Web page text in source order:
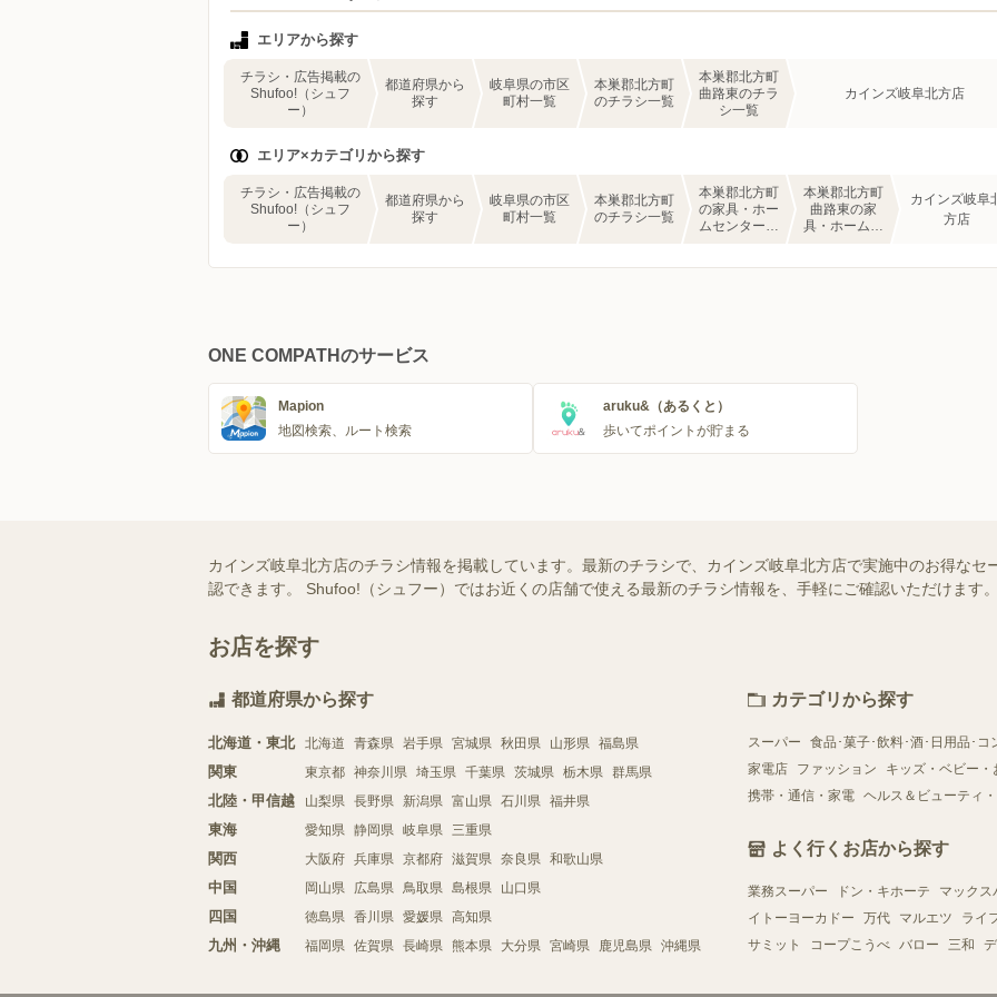
エリアから探す
チラシ・広告掲載の
Shufoo!（シュフ
ー）
都道府県から
探す
岐阜県の市区
町村一覧
本巣郡北方町
のチラシ一覧
本巣郡北方町
曲路東のチラ
シ一覧
カインズ岐阜北方店
エリア×カテゴリから探す
チラシ・広告掲載の
Shufoo!（シュフ
ー）
都道府県から
探す
岐阜県の市区
町村一覧
本巣郡北方町
のチラシ一覧
本巣郡北方町
の家具・ホー
ムセンターの
本巣郡北方町
曲路東の家
具・ホームセ
カインズ岐阜
方店
ONE COMPATHのサービス
Mapion
地図検索、ルート検索
aruku&（あるくと）
歩いてポイントが貯まる
カインズ岐阜北方店のチラシ情報を掲載しています。最新のチラシで、カインズ岐阜北方店で実施中のお得な
認できます。 Shufoo!（シュフー）ではお近くの店舗で使える最新のチラシ情報を、手軽にご確認いただけます
お店を探す
都道府県から探す
北海道・東北 北海道 青森県 岩手県 宮城県 秋田県 山形県 福島県
関東 東京都 神奈川県 埼玉県 千葉県 茨城県 栃木県 群馬県
北陸・甲信越 山梨県 長野県 新潟県 富山県 石川県 福井県
東海 愛知県 静岡県 岐阜県 三重県
関西 大阪府 兵庫県 京都府 滋賀県 奈良県 和歌山県
中国 岡山県 広島県 鳥取県 島根県 山口県
四国 徳島県 香川県 愛媛県 高知県
九州・沖縄 福岡県 佐賀県 長崎県 熊本県 大分県 宮崎県 鹿児島県 沖縄県
カテゴリから探す
スーパー
食品･菓子･飲料･酒･日用品･コ
家電店
ファッション
キッズ・ベビー・
携帯・通信・家電 ヘルス＆ビューティ
よく行くお店から探す
業務スーパー ドン・キホーテ
マックス
イトーヨーカドー
万代 マルエツ
ライ
サミット
コープこうべ バロー 三和